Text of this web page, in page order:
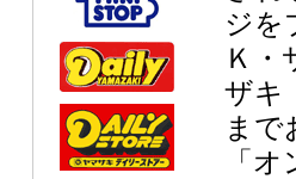
ジを
Ｋ・
ザキ
まで
「